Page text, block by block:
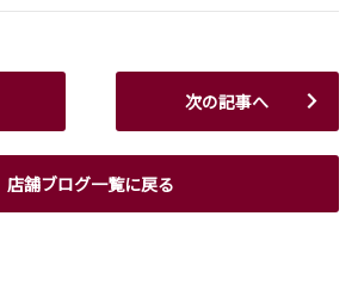
店舗ブログ一覧に戻る
次の記事へ